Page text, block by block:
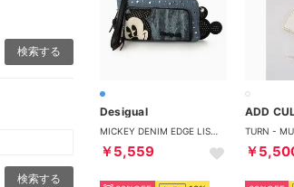
Desigual
￥5,559
ADD
￥